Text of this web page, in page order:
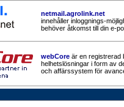
netmail.agrolink.net
innehåller inloggnings-
behöver åtkomst till din e-
webCore är en registrerad
helhetslösningar i form av
och affärssystem för